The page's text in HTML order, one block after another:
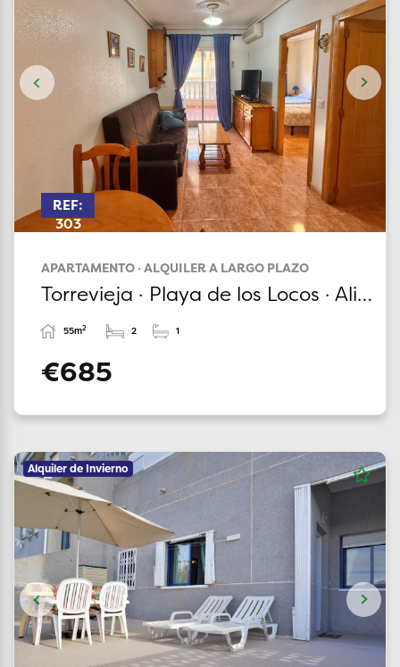
REF:
303
APARTAMENTO · ALQUILER A LARGO PLAZO
Torrevieja · Playa de los Locos · Alicante
55m2 2 1
€685
Alquiler de Invierno